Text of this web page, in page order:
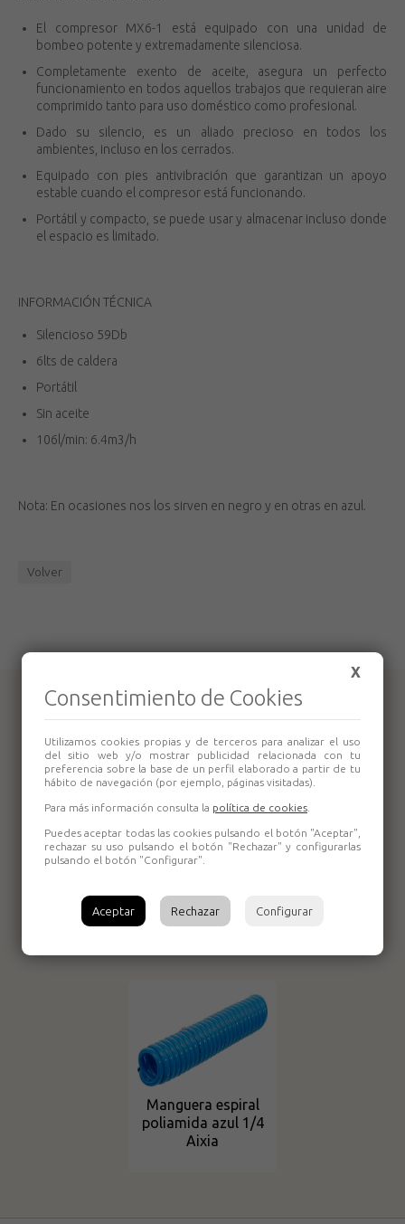
El compresor MX6-1 está equipado con una unidad de
bombeo potente y extremadamente silenciosa.
Completamente exento de aceite, asegura un perfecto
funcionamiento en todos aquellos trabajos que requieran aire
comprimido tanto para uso doméstico como profesional.
Dado su silencio, es un aliado precioso en todos los
ambientes, incluso en los cerrados.
Equipado con pies antivibración que garantizan un apoyo
estable cuando el compresor está funcionando.
Portátil y compacto, se puede usar y almacenar incluso donde
el espacio es limitado.
INFORMACIÓN TÉCNICA
Silencioso 59Db
6lts de caldera
Portátil
Sin aceite
106l/min: 6.4m3/h
Nota: En ocasiones nos los sirven en negro y en otras en azul.
Volver
Productos relacionados
Compresor Airum
New Vento OL 195
200/8/6
Manguera espiral
poliamida azul 1/4
Aixia
X
Consentimiento de Cookies
Utilizamos cookies propias y de terceros para analizar el uso
del sitio web y/o mostrar publicidad relacionada con tu
preferencia sobre la base de un perfil elaborado a partir de tu
hábito de navegación (por ejemplo, páginas visitadas).
Para más información consulta la política de cookies
Puedes aceptar todas las cookies pulsando el botón "Aceptar",
rechazar su uso pulsando el botón "Rechazar" y configurarlas
pulsando el botón "Configurar".
Aceptar Rechazar Configurar